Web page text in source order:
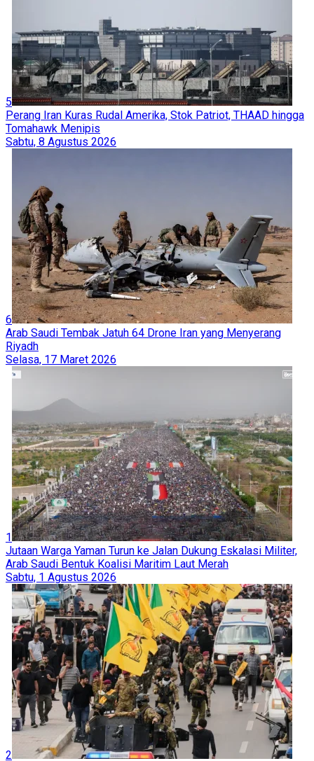
5
Perang Iran Kuras Rudal Amerika, Stok Patriot, THAAD hingga
Tomahawk Menipis
Sabtu, 8 Agustus 2026
6
Arab Saudi Tembak Jatuh 64 Drone Iran yang Menyerang
Riyadh
Selasa, 17 Maret 2026
1
Jutaan Warga Yaman Turun ke Jalan Dukung Eskalasi Militer,
Arab Saudi Bentuk Koalisi Maritim Laut Merah
Sabtu, 1 Agustus 2026
2